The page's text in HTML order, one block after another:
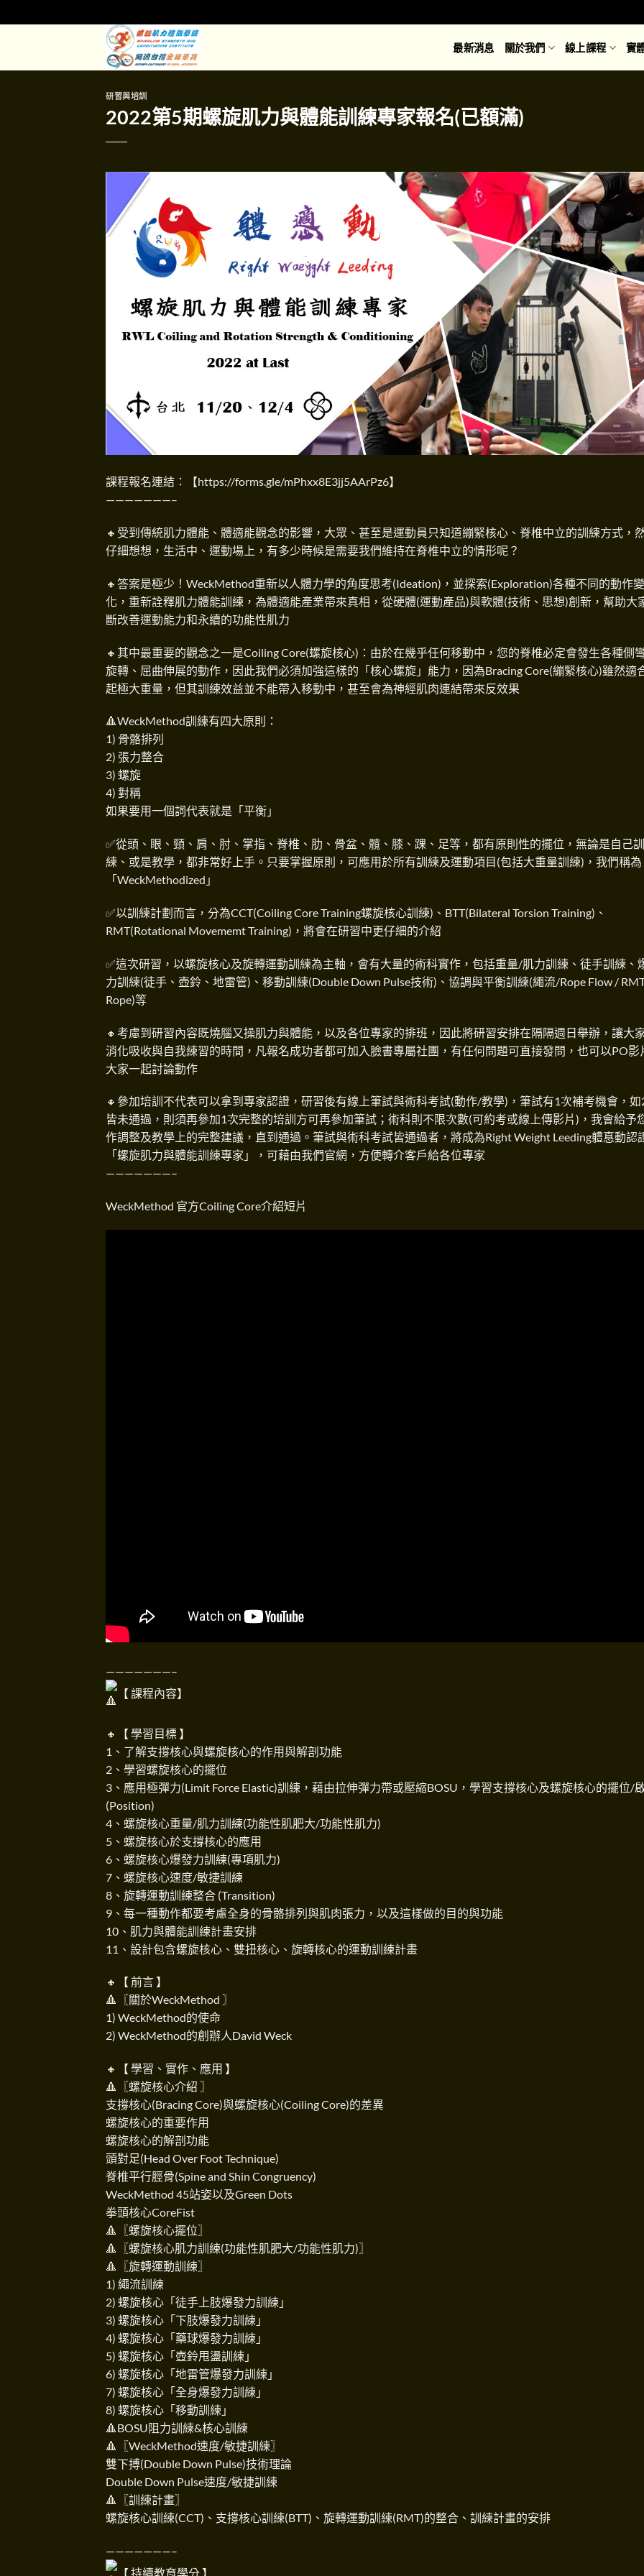
to
最新消息 關於我們 線上課程 實
研習與培訓
2022第5期螺旋肌力與體能訓練專家報名(已額滿)
課程報名連結：【https://forms.gle/mPhxx8E3jj5AArPz6】
———————–
🔸受到傳統肌力體能、體適能觀念的影響，大眾、甚至是運動員只知道繃緊核心、脊椎中立的訓練方式，
仔細想想，生活中、運動場上，有多少時候是需要我們維持在脊椎中立的情形呢？
🔸答案是極少！WeckMethod重新以人體力學的角度思考(Ideation)，並探索(Exploration)各種不同的動作變
化，重新詮釋肌力體能訓練，為體適能產業帶來真相，從硬體(運動產品)與軟體(技術、思想)創新，幫助大
斷改善運動能力和永續的功能性肌力
🔸其中最重要的觀念之一是Coiling Core(螺旋核心)：由於在幾乎任何移動中，您的脊椎必定會發生各種側
旋轉、屈曲伸展的動作，因此我們必須加強這樣的「核心螺旋」能力，因為Bracing Core(繃緊核心)雖然適
起極大重量，但其訓練效益並不能帶入移動中，甚至會為神經肌肉連結帶來反效果
🔺WeckMethod訓練有四大原則：
1) 骨骼排列
2) 張力整合
3) 螺旋
4) 對稱
如果要用一個詞代表就是「平衡」
✅從頭、眼、頸、肩、肘、掌指、脊椎、肋、骨盆、髖、膝、踝、足等，都有原則性的擺位，無論是自己訓
練、或是教學，都非常好上手。只要掌握原則，可應用於所有訓練及運動項目(包括大重量訓練)，我們稱為
「WeckMethodized」
✅以訓練計劃而言，分為CCT(Coiling Core Training螺旋核心訓練)、BTT(Bilateral Torsion Training)、
RMT(Rotational Movememt Training)，將會在研習中更仔細的介紹
✅這次研習，以螺旋核心及旋轉運動訓練為主軸，會有大量的術科實作，包括重量/肌力訓練、徒手訓練、
力訓練(徒手、壺鈴、地雷管)、移動訓練(Double Down Pulse技術)、協調與平衡訓練(繩流/Rope Flow /
Rope)等
🔸考慮到研習內容既燒腦又操肌力與體能，以及各位專家的排班，因此將研習安排在隔隔週日舉辦，讓大
消化吸收與自我練習的時間，凡報名成功者都可加入臉書專屬社團，有任何問題可直接發問，也可以PO影
大家一起討論動作
🔸參加培訓不代表可以拿到專家認證，研習後有線上筆試與術科考試(動作/教學)，筆試有1次補考機會，如
皆未通過，則須再參加1次完整的培訓方可再參加筆試；術科則不限次數(可約考或線上傳影片)，我會給予
作調整及教學上的完整建議，直到通過。筆試與術科考試皆通過者，將成為Right Weight Leeding軆惪動認
「螺旋肌力與體能訓練專家」，可藉由我們官網，方便轉介客戶給各位專家
———————–
WeckMethod 官方Coiling Core介紹短片
———————–
【 課程內容】
🔸【 學習目標 】
1、了解支撐核心與螺旋核心的作用與解剖功能
2、學習螺旋核心的擺位
3、應用極彈力(Limit Force Elastic)訓練，藉由拉伸彈力帶或壓縮BOSU，學習支撐核心及螺旋核心的擺位/
(Position)
4、螺旋核心重量/肌力訓練(功能性肌肥大/功能性肌力)
5、螺旋核心於支撐核心的應用
6、螺旋核心爆發力訓練(專項肌力)
7、螺旋核心速度/敏捷訓練
8、旋轉運動訓練整合 (Transition)
9、每一種動作都要考慮全身的骨骼排列與肌肉張力，以及這樣做的目的與功能
10、肌力與體能訓練計畫安排
11、設計包含螺旋核心、雙扭核心、旋轉核心的運動訓練計畫
🔸【 前言 】
🔺〖關於WeckMethod 〗
1) WeckMethod的使命
2) WeckMethod的創辦人David Weck
🔸【 學習、實作、應用 】
🔺〖螺旋核心介紹 〗
支撐核心(Bracing Core)與螺旋核心(Coiling Core)的差異
螺旋核心的重要作用
螺旋核心的解剖功能
頭對足(Head Over Foot Technique)
脊椎平行脛骨(Spine and Shin Congruency)
WeckMethod 45站姿以及Green Dots
拳頭核心CoreFist
🔺〖螺旋核心擺位〗
🔺〖螺旋核心肌力訓練(功能性肌肥大/功能性肌力)〗
🔺〖旋轉運動訓練〗
1) 繩流訓練
2) 螺旋核心「徒手上肢爆發力訓練」
3) 螺旋核心「下肢爆發力訓練」
4) 螺旋核心「藥球爆發力訓練」
5) 螺旋核心「壺鈴甩盪訓練」
6) 螺旋核心「地雷管爆發力訓練」
7) 螺旋核心「全身爆發力訓練」
8) 螺旋核心「移動訓練」
🔺BOSU阻力訓練&核心訓練
🔺〖WeckMethod速度/敏捷訓練〗
雙下搏(Double Down Pulse)技術理論
Double Down Pulse速度/敏捷訓練
🔺〖訓練計畫〗
螺旋核心訓練(CCT)、支撐核心訓練(BTT)、旋轉運動訓練(RMT)的整合、訓練計畫的安排
———————–
【 持續教育學分 】